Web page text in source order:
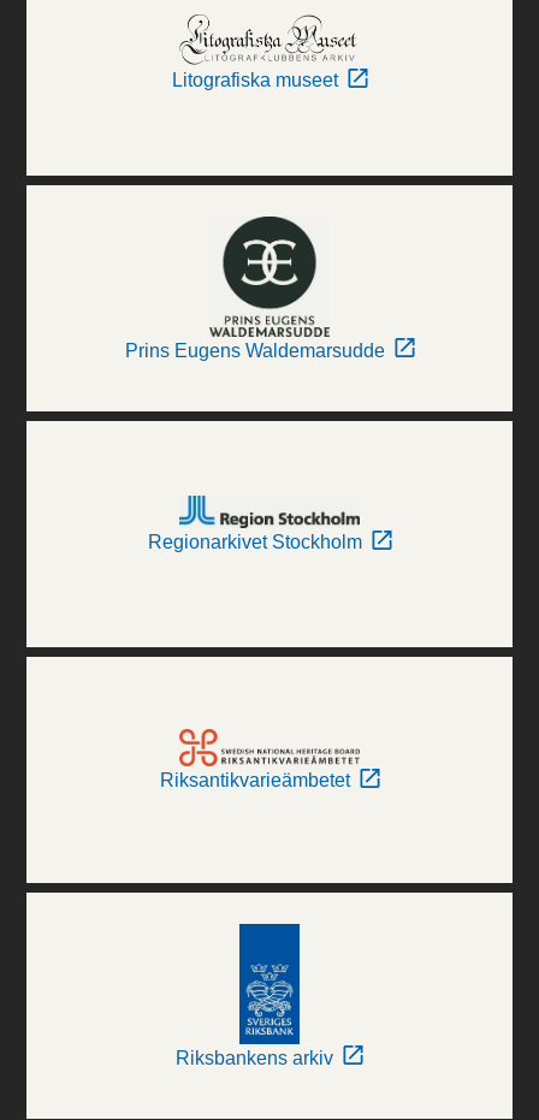
Litografiska museet
Prins Eugens Waldemarsudde
Regionarkivet Stockholm
Riksantikvarieämbetet
Riksbankens arkiv